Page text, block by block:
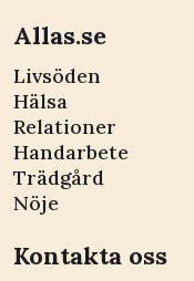
Allas.se
Livsöden
Hälsa
Relationer
Handarbete
Trädgård
Nöje
Kontakta oss